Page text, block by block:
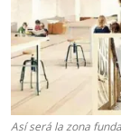
Así será la zona